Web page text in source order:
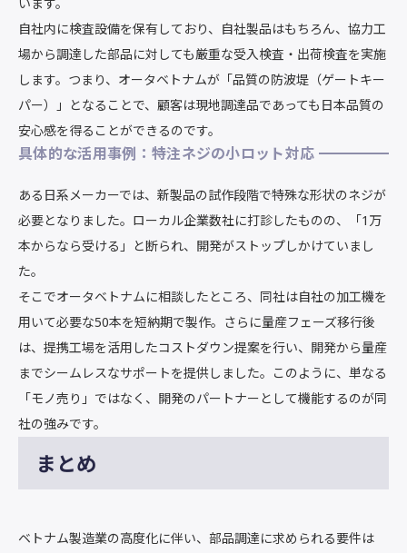
自社内に検査設備を保有しており、自社製品はもちろん、協力工
場から調達した部品に対しても厳重な受入検査・出荷検査を実施
します。つまり、オータベトナムが「品質の防波堤（ゲートキー
パー）」となることで、顧客は現地調達品であっても日本品質の
安心感を得ることができるのです。
具体的な活用事例：特注ネジの小ロット対応
ある日系メーカーでは、新製品の試作段階で特殊な形状のネジが
必要となりました。ローカル企業数社に打診したものの、「1万
本からなら受ける」と断られ、開発がストップしかけていまし
た。
そこでオータベトナムに相談したところ、同社は自社の加工機を
用いて必要な50本を短納期で製作。さらに量産フェーズ移行後
は、提携工場を活用したコストダウン提案を行い、開発から量産
までシームレスなサポートを提供しました。このように、単なる
「モノ売り」ではなく、開発のパートナーとして機能するのが同
社の強みです。
まとめ
ベトナム製造業の高度化に伴い、部品調達に求められる要件は